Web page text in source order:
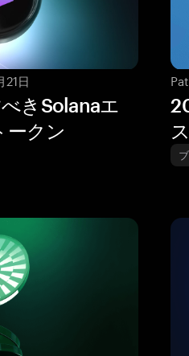
21日
きSolanaエ
ークン